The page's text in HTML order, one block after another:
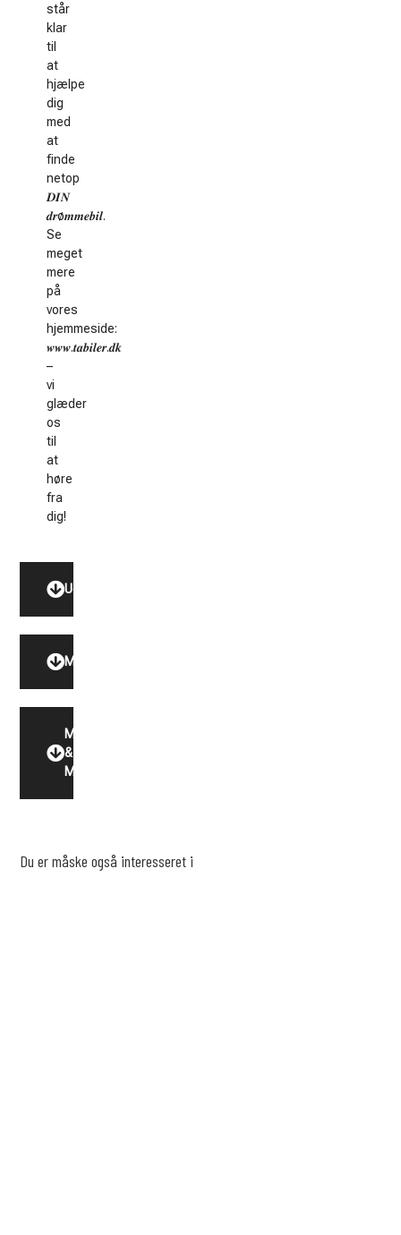
står
klar
til
at
hjælpe
dig
med
at
finde
netop
𝑫𝑰𝑵
𝒅𝒓ø𝒎𝒎𝒆𝒃𝒊𝒍.
Se
meget
mere
på
vores
hjemmeside:
𝒘𝒘𝒘.𝒕𝒂𝒃𝒊𝒍𝒆𝒓.𝒅𝒌
–
vi
glæder
os
til
at
høre
fra
dig!
Udstyr
Model
Motor
&
Miljø
Du er måske også interesseret i